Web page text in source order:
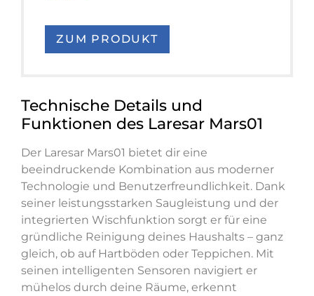
ZUM PRODUKT
Technische Details und
Funktionen des Laresar Mars01
Der Laresar Mars01 bietet dir eine
beeindruckende Kombination aus moderner
Technologie und Benutzerfreundlichkeit. Dank
seiner leistungsstarken Saugleistung und der
integrierten Wischfunktion sorgt er für eine
gründliche Reinigung deines Haushalts – ganz
gleich, ob auf Hartböden oder Teppichen. Mit
seinen intelligenten Sensoren navigiert er
mühelos durch deine Räume, erkennt